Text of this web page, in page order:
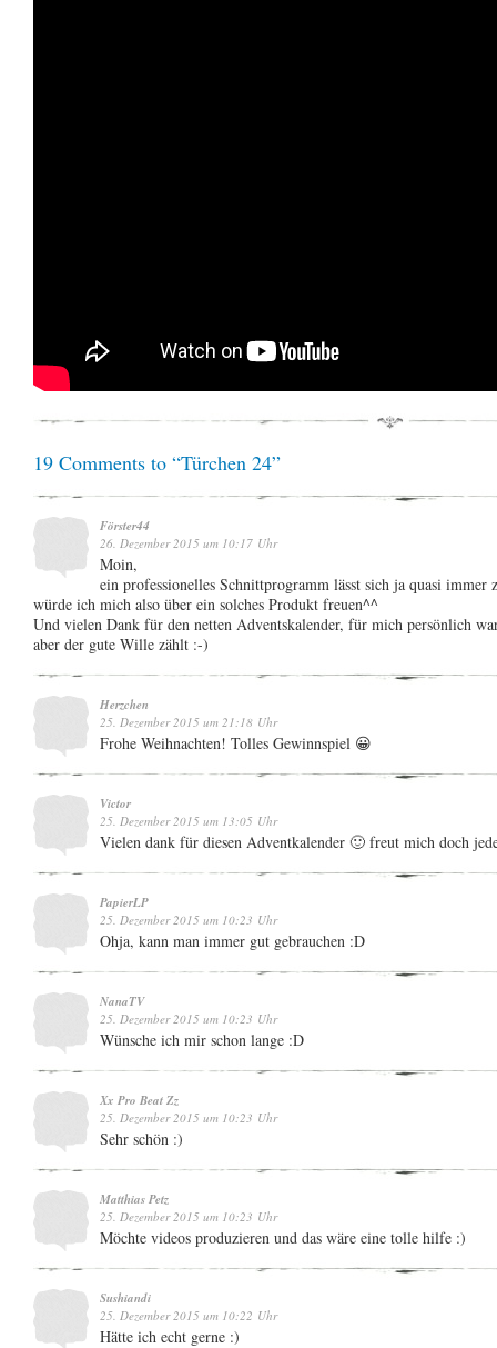
19 Comments to “Türchen 24”
Förster44
26. Dezember 2015 um 10:17 Uhr
Moin,
ein professionelles Schnittprogramm lässt sich ja quasi immer
würde ich mich also über ein solches Produkt freuen^^
Und vielen Dank für den netten Adventskalender, für mich persönlich
aber der gute Wille zählt :-)
Herzchen
25. Dezember 2015 um 21:18 Uhr
Frohe Weihnachten! Tolles Gewinnspiel 😀
Victor
25. Dezember 2015 um 13:05 Uhr
Vielen dank für diesen Adventkalender 🙂 freut mich doch
PapierLP
25. Dezember 2015 um 10:23 Uhr
Ohja, kann man immer gut gebrauchen :D
NanaTV
25. Dezember 2015 um 10:23 Uhr
Wünsche ich mir schon lange :D
Xx Pro Beat Zz
25. Dezember 2015 um 10:23 Uhr
Sehr schön :)
Matthias Petz
25. Dezember 2015 um 10:23 Uhr
Möchte videos produzieren und das wäre eine tolle hilfe :)
Sushiandi
25. Dezember 2015 um 10:22 Uhr
Hätte ich echt gerne :)